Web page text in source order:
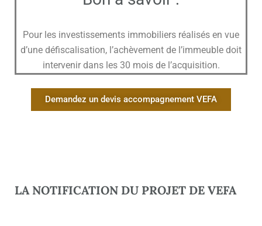
Pour les investissements immobiliers réalisés en vue
d’une défiscalisation, l’achèvement de l’immeuble doit
intervenir dans les 30 mois de l’acquisition.
Demandez un devis accompagnement VEFA
LA NOTIFICATION DU PROJET DE VEFA